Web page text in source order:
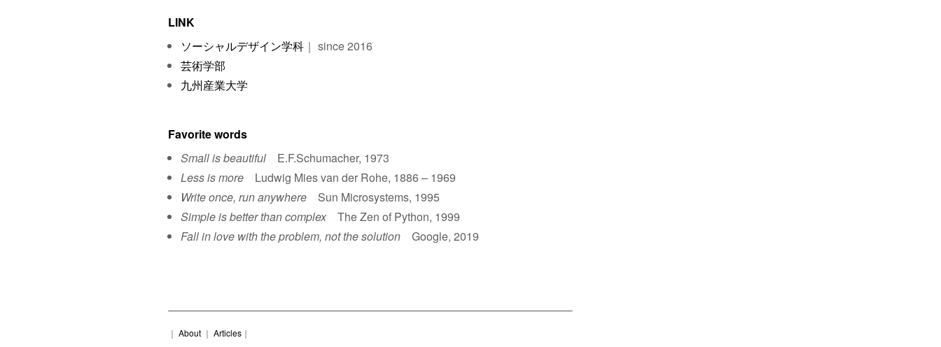
LINK
ソーシャルデザイン学科｜ since 2016
芸術学部
九州産業大学
Favorite words
Small is beautifulE.F.Schumacher, 1973
Less is moreLudwig Mies van der Rohe, 1886 – 1969
Write once, run anywhereSun Microsystems, 1995
Simple is better than complexThe Zen of Python, 1999
Fall in love with the problem, not the solutionGoogle, 2019
｜ About ｜ Articles ｜